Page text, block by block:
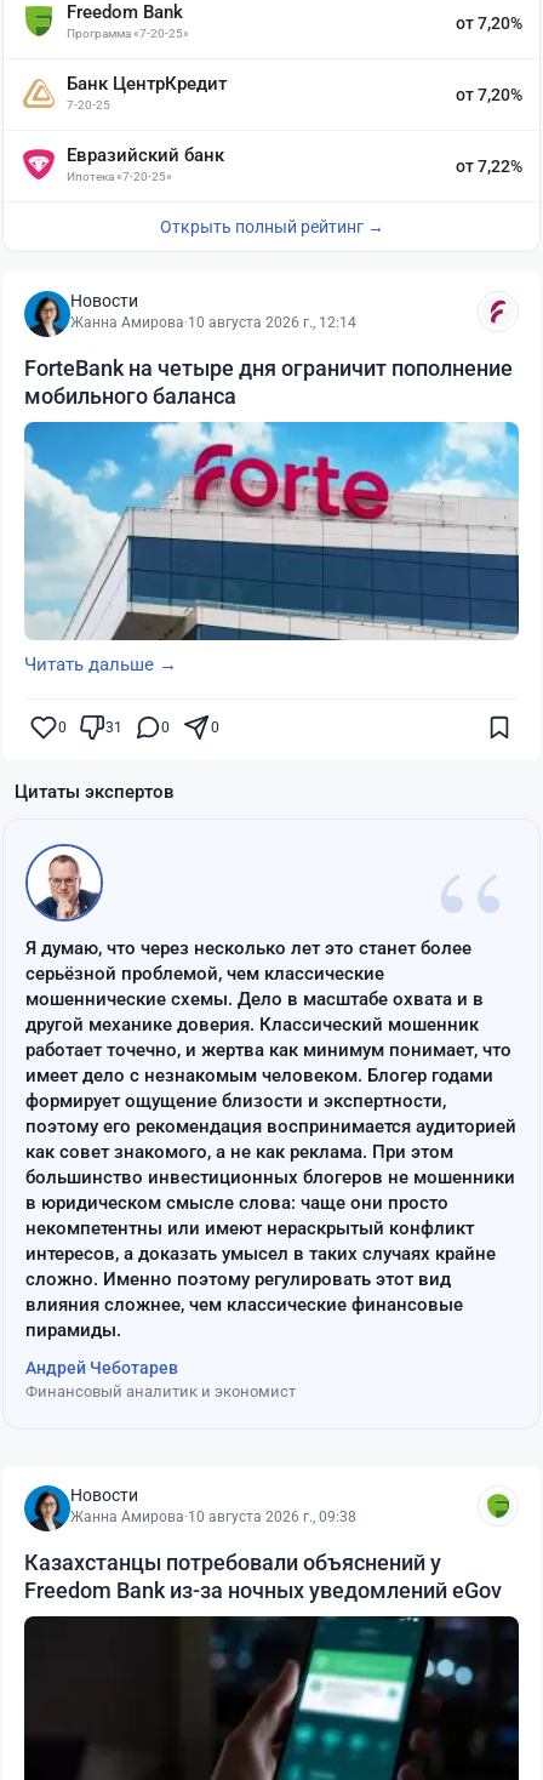
Freedom Bank
Программа «7-20-25»
от 7,20%
Банк ЦентрКредит
7-20-25
от 7,20%
Евразийский банк
Ипотека «7-20-25»
от 7,22%
Открыть полный рейтинг →
Новости
Жанна Амирова·10 августа 2026 г., 12:14
ForteBank на четыре дня ограничит пополнение
мобильного баланса
Читать дальше →
0 31 0 0
Цитаты экспертов
“
Я думаю, что через несколько лет это станет более
серьёзной проблемой, чем классические
мошеннические схемы. Дело в масштабе охвата и в
другой механике доверия. Классический мошенник
работает точечно, и жертва как минимум понимает, что
имеет дело с незнакомым человеком. Блогер годами
формирует ощущение близости и экспертности,
поэтому его рекомендация воспринимается аудиторией
как совет знакомого, а не как реклама. При этом
большинство инвестиционных блогеров не мошенники
в юридическом смысле слова: чаще они просто
некомпетентны или имеют нераскрытый конфликт
интересов, а доказать умысел в таких случаях крайне
сложно. Именно поэтому регулировать этот вид
влияния сложнее, чем классические финансовые
пирамиды.
Андрей Чеботарев
Финансовый аналитик и экономист
Новости
Жанна Амирова·10 августа 2026 г., 09:38
Казахстанцы потребовали объяснений у
Freedom Bank из-за ночных уведомлений eGov